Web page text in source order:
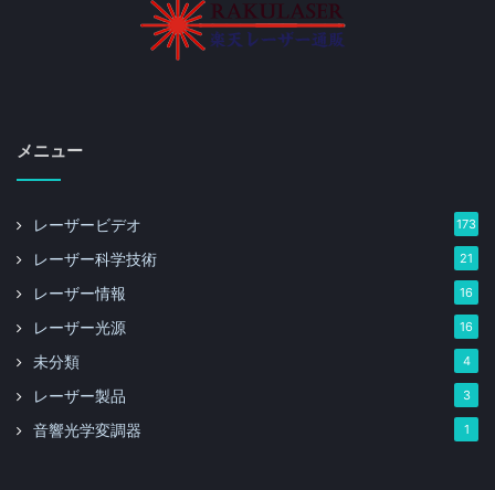
メニュー
レーザービデオ 173
レーザー科学技術 21
レーザー情報 16
レーザー光源 16
未分類 4
レーザー製品 3
音響光学変調器 1